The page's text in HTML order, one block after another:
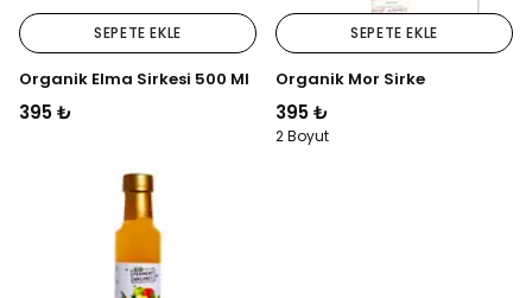
SEPETE EKLE
Organik Elma Sirkesi 500 Ml
395 ₺
SEPETE EKLE
Organik Mor Sirke
395 ₺
2 Boyut